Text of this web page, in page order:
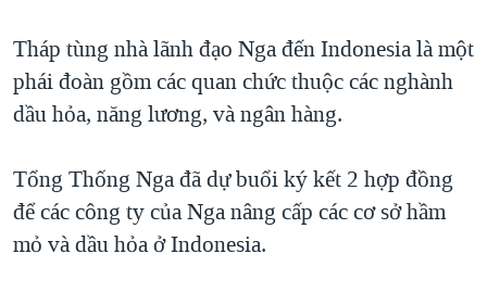
Tháp tùng nhà lãnh đạo Nga đến Indonesia là một
phái đoàn gồm các quan chức thuộc các nghành
dầu hỏa, năng lương, và ngân hàng.
Tổng Thống Nga đã dự buổi ký kết 2 hợp đồng
để các công ty của Nga nâng cấp các cơ sở hầm
mỏ và dầu hỏa ở Indonesia.